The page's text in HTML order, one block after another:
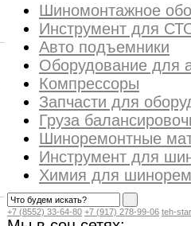
Шиномонтажное
Инструмент для
Авто подъемники
Оборудование для
Компрессоры
Запчасти для
Груза
Шиноремонтные
Инструмент для
Химия для
+7 (8552) 33-64-80 +7 (917) 278-99-06 teh-